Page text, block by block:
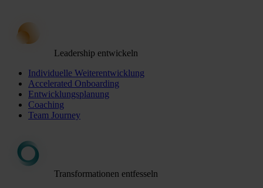
Leadership entwickeln
Individuelle Weiterentwicklung
Accelerated Onboarding
Entwicklungsplanung
Coaching
Team Journey
Transformationen entfesseln